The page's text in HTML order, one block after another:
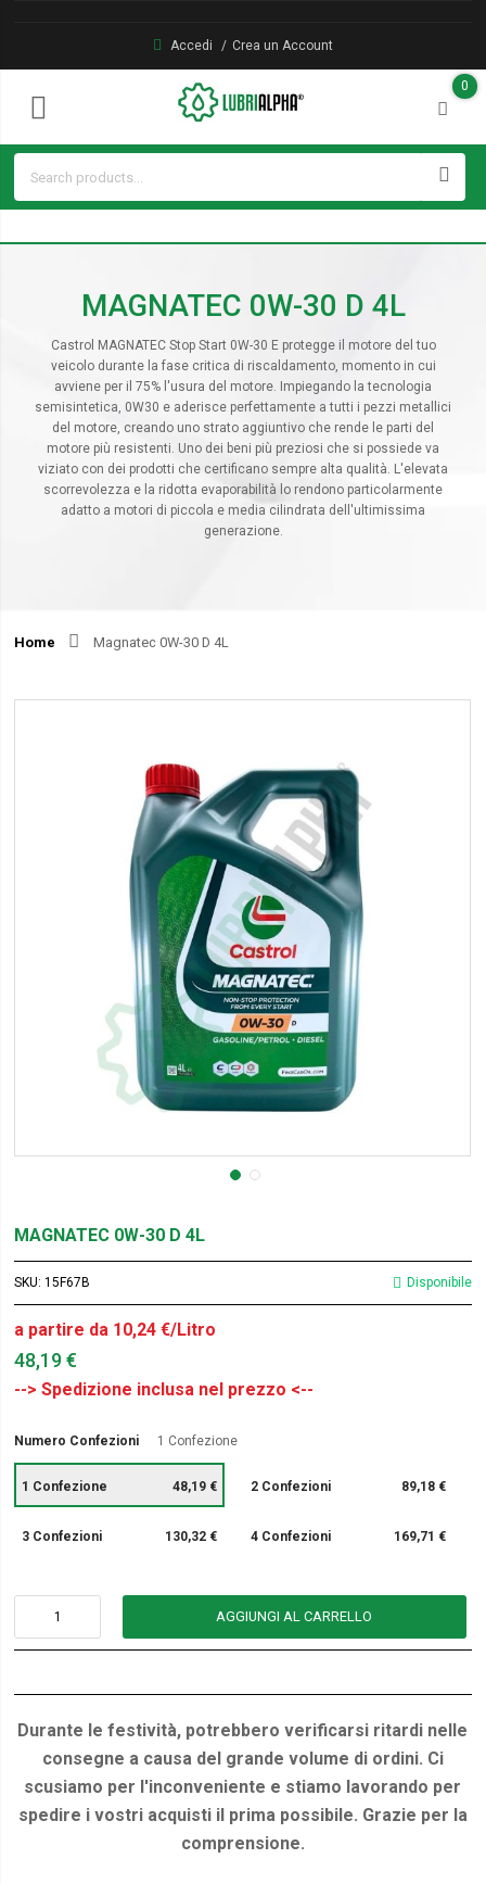
Accedi Crea un Account
0
MAGNATEC 0W-30 D 4L
Castrol MAGNATEC Stop Start 0W-30 E protegge il motore del tuo
veicolo durante la fase critica di riscaldamento, momento in cui
avviene per il 75% l'usura del motore. Impiegando la tecnologia
semisintetica, 0W30 e aderisce perfettamente a tutti i pezzi metallici
del motore, creando uno strato aggiuntivo che rende le parti del
motore più resistenti. Uno dei beni più preziosi che si possiede va
viziato con dei prodotti che certificano sempre alta qualità. L'elevata
scorrevolezza e la ridotta evaporabilità lo rendono particolarmente
adatto a motori di piccola e media cilindrata dell'ultimissima
generazione.
Home Magnatec 0W-30 D 4L
MAGNATEC 0W-30 D 4L
Disponibile
SKU 15F67B
a partire da 10,24 €/Litro
48,19 €
Numero Confezioni 1 Confezione
1 Confezione 48,19 € 2 Confezioni 89,18 €
3 Confezioni 130,32 € 4 Confezioni 169,71 €
AGGIUNGI AL CARRELLO
Durante le festività, potrebbero verificarsi ritardi nelle
consegne a causa del grande volume di ordini. Ci
scusiamo per l'inconveniente e stiamo lavorando per
spedire i vostri acquisti il prima possibile. Grazie per la
comprensione.